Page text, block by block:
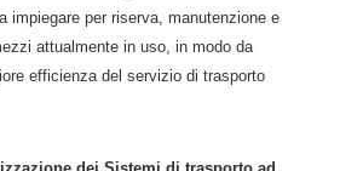
impiegare per riserva, manutenzione e
attualmente in uso, in modo da
efficienza del servizio di trasporto